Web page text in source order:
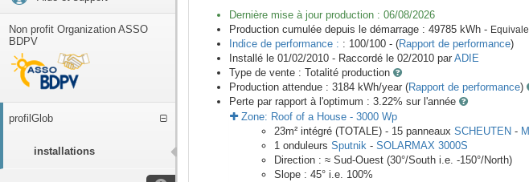
Non profit Organization ASSO
BDPV
profilGlob
installations
Dernière mise à jour production : 06/08/2026
Production cumulée depuis le démarrage : 49785 kWh -
Indice de performance : : 100/100 - (Rapport de performance)
Installé le 01/02/2010 - Raccordé le 02/2010 par ADIE
Type de vente : Totalité production
Production attendue : 3184 kWh/year (Rapport de performance)
Perte par rapport à l'optimum : 3.22% sur l'année
Zone: Roof of a House - 3000 Wp
23m² intégré (TOTALE) - 15 panneaux SCHEUTEN -
1 onduleurs Sputnik - SOLARMAX 3000S
Direction : ≈ Sud-Ouest (30°/South i.e. -150°/North)
Slope : 45° i.e. 100%